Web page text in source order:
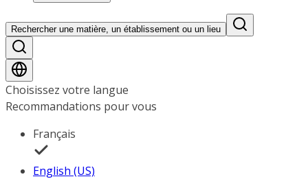
Rechercher une matière, un établissement ou un lieu
Choisissez votre langue
Recommandations pour vous
Français
English (US)